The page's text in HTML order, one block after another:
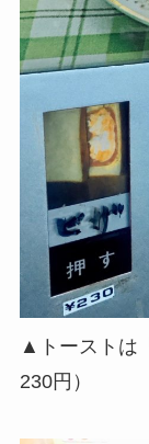
▲トーストは
230円）